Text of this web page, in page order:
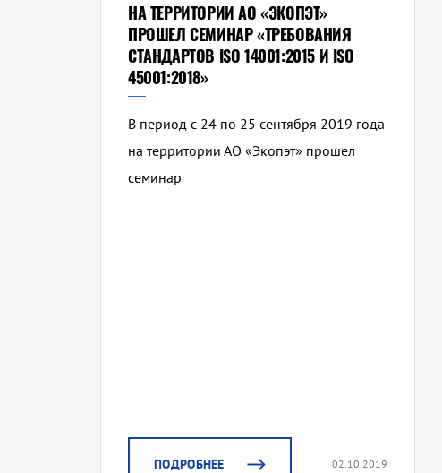
НА ТЕРРИТОРИИ АО «ЭКОПЭТ»
ПРОШЕЛ СЕМИНАР «ТРЕБОВАНИЯ
СТАНДАРТОВ ISO 14001:2015 И ISO
45001:2018»
В период с 24 по 25 сентября 2019 года
на территории АО «Экопэт» прошел
семинар
ПОДРОБНЕЕ 02.10.2019